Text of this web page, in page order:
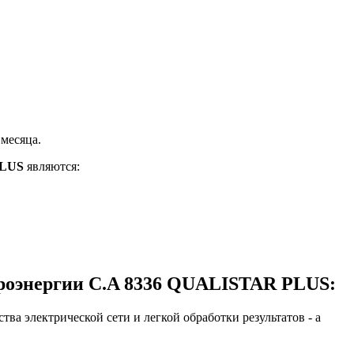
являются:
C.A 8336 QUALISTAR PLUS:
электрической сети и легкой обработки результатов - а